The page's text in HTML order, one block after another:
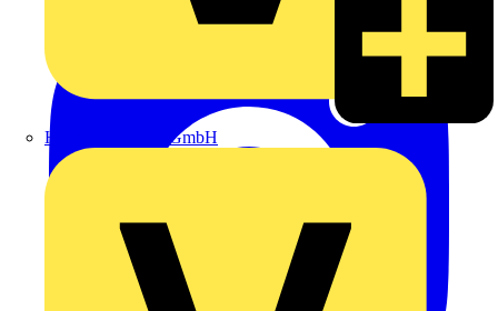
Heinrich Häusler GmbH